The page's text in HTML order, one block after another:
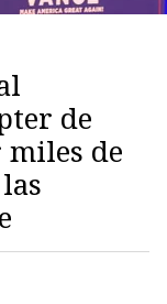
de
de